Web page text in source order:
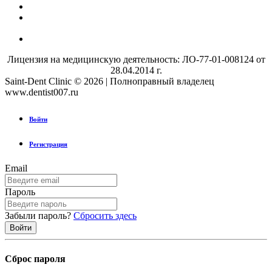
Лицензия на медицинскую деятельность: ЛО-77-01-008124 от
28.04.2014 г.
Saint-Dent Clinic © 2026 | Полноправный владелец
www.dentist007.ru
Войти
Регистрация
Email
Пароль
Забыли пароль? Сбросить здесь
Сброс пароля